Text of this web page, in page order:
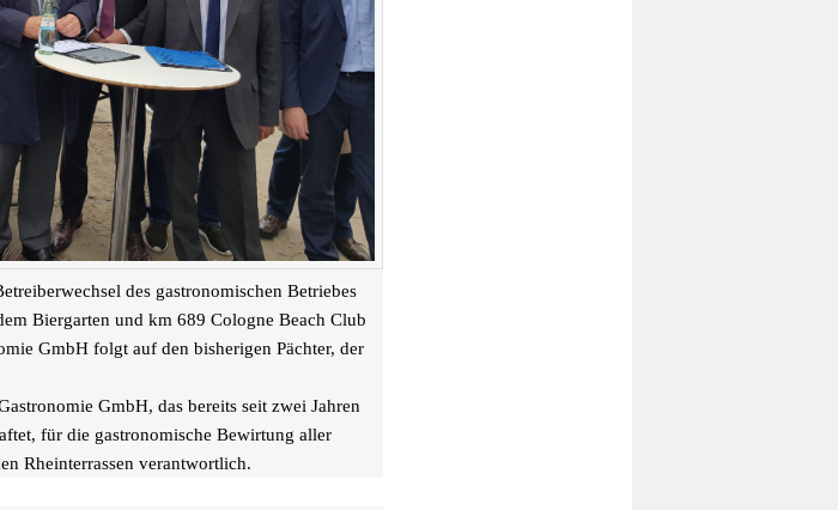
des gastronomischen Betriebes
Biergarten und km 689 Cologne Beach Club
GmbH folgt auf den bisherigen Pächter, der
GmbH, das bereits seit zwei Jahren
für die gastronomische Bewirtung aller
Rheinterrassen verantwortlich.